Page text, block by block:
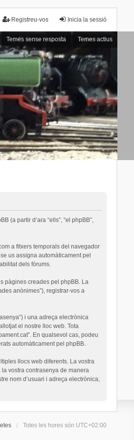
Inicia la sessió
Registreu-vos
Temes sense resposta Temes actius
(a partir d’ara “ells”, “el phpBB”,
a fitxers temporals del navegador
us assigna automàticament pel
dels fòrums.
pàgines creades pel phpBB. La
anònimes”), registrar-vos a
i una adreça electrònica
el nostre lloc web. Tota
En qualsevol cas, podeu
automàticament pel phpBB.
llocs web diferents. La vostra
vostra contrasenya de manera
nom d’usuari i adreça electrònica,
Totes les hores són UTC+02:00